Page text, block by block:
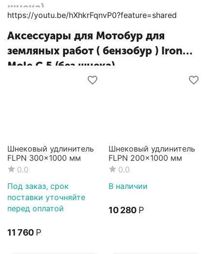
шнека)
https://youtu.be/hXhkrFqnvP0?feature=shared
Аксессуары для Мотобур для
земляных работ ( бензобур ) Iron
Mole C 5 (без шнека)
Шнековый удлинитель
FLPN 300x1000 мм
0.0
Под заказ, срок
поставки уточняйте
перед оплатой
11 760 Р
Шнековый удлинитель
FLPN 200x1000 мм
0.0
В наличии
10 280 Р